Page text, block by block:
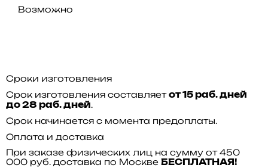
Возможно
Сроки изготовления
Срок изготовления составляет от 15 раб. дней
до 28 раб. дней.
Срок начинается с момента предоплаты.
Оплата и доставка
При заказе физических лиц на сумму от 450
000 руб. доставка по Москве БЕСПЛАТНАЯ!